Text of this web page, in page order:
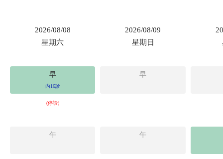
2026/08/08
星期六
2026/08/09
星期日
早
內16診
(停診)
早
午 午